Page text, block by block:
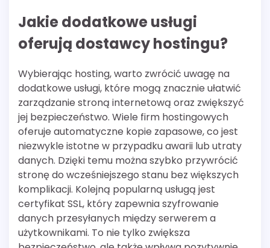
Jakie dodatkowe usługi
oferują dostawcy hostingu?
Wybierając hosting, warto zwrócić uwagę na
dodatkowe usługi, które mogą znacznie ułatwić
zarządzanie stroną internetową oraz zwiększyć
jej bezpieczeństwo. Wiele firm hostingowych
oferuje automatyczne kopie zapasowe, co jest
niezwykle istotne w przypadku awarii lub utraty
danych. Dzięki temu można szybko przywrócić
stronę do wcześniejszego stanu bez większych
komplikacji. Kolejną popularną usługą jest
certyfikat SSL, który zapewnia szyfrowanie
danych przesyłanych między serwerem a
użytkownikami. To nie tylko zwiększa